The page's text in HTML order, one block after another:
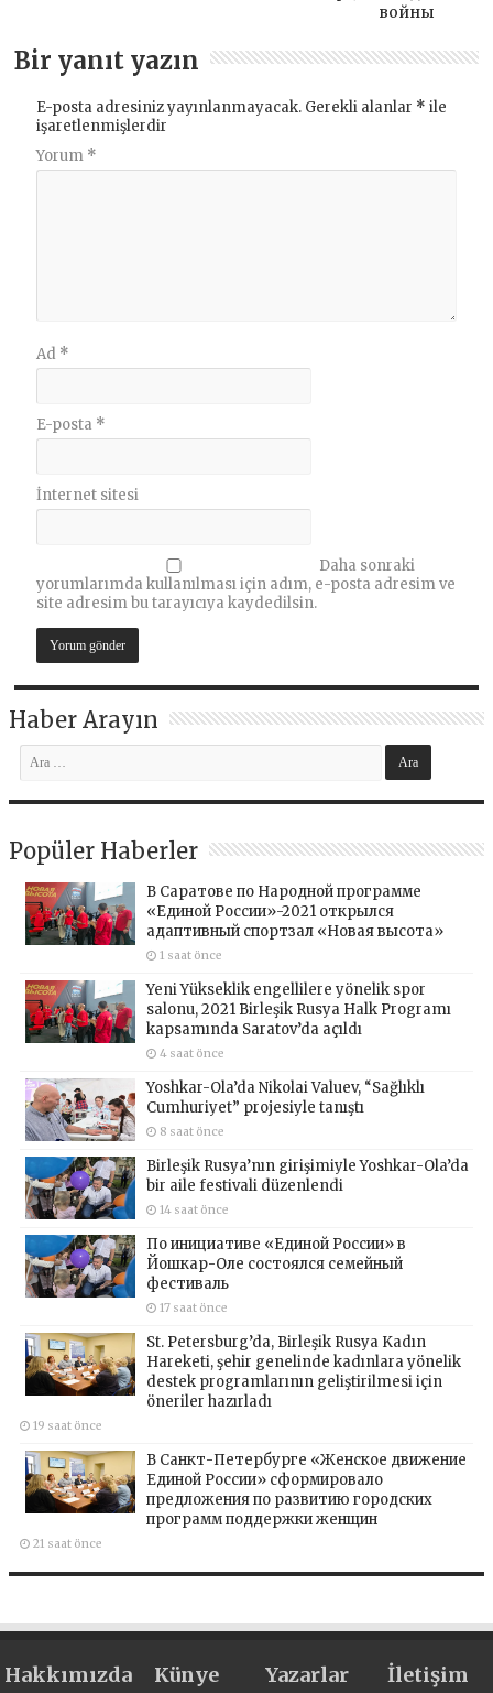
войны
Bir yanıt yazın
E-posta adresiniz yayınlanmayacak. Gerekli alanlar * ile
işaretlenmişlerdir
Yorum *
Ad *
E-posta *
İnternet sitesi
Daha sonraki
yorumlarımda kullanılması için adım, e-posta adresim ve
site adresim bu tarayıcıya kaydedilsin.
Haber Arayın
Popüler Haberler
В Саратове по Народной программе
«Единой России»-2021 открылся
адаптивный спортзал «Новая высота»
1 saat önce
Yeni Yükseklik engellilere yönelik spor
salonu, 2021 Birleşik Rusya Halk Programı
kapsamında Saratov’da açıldı
4 saat önce
Yoshkar-Ola’da Nikolai Valuev, “Sağlıklı
Cumhuriyet” projesiyle tanıştı
8 saat önce
Birleşik Rusya’nın girişimiyle Yoshkar-Ola’da
bir aile festivali düzenlendi
14 saat önce
По инициативе «Единой России» в
Йошкар-Оле состоялся семейный
фестиваль
17 saat önce
St. Petersburg’da, Birleşik Rusya Kadın
Hareketi, şehir genelinde kadınlara yönelik
destek programlarının geliştirilmesi için
öneriler hazırladı
19 saat önce
В Санкт-Петербурге «Женское движение
Единой России» сформировало
предложения по развитию городских
программ поддержки женщин
21 saat önce
Hakkımızda Künye Yazarlar İletişim